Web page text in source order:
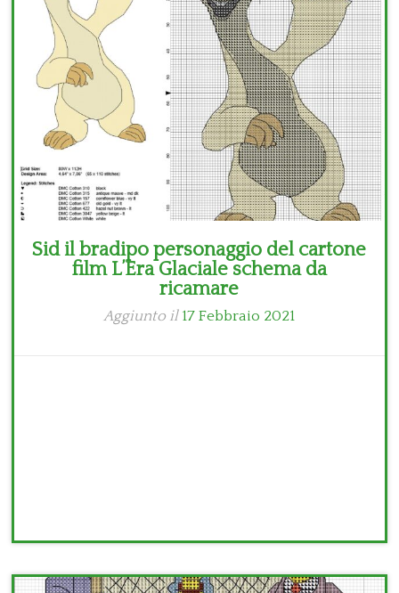
Sid il bradipo personaggio del cartone
film L’Era Glaciale schema da
ricamare
Aggiunto il 17 Febbraio 2021